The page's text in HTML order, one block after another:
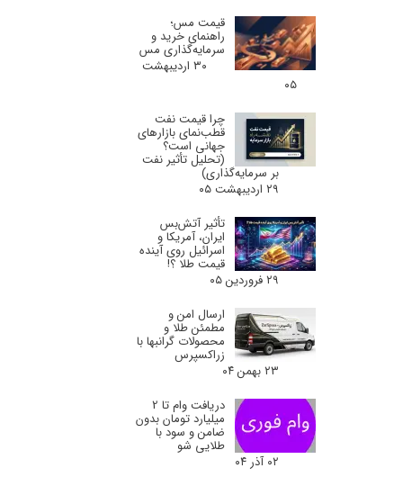
قیمت مس؛
راهنمای خرید و
سرمایه‌گذاری مس
۳۰ اردیبهشت
۰۵
چرا قیمت نفت
قطب‌نمای بازارهای
جهانی است؟
(تحلیل تأثیر نفت
بر سرمایه‌گذاری)
۲۹ اردیبهشت ۰۵
تأثیر آتش‌بس
ایران، آمریکا و
اسرائیل روی آینده
قیمت طلا ؟!
۲۹ فروردین ۰۵
ارسال امن و
مطمئن طلا و
محصولات گرانبها با
زراکسپرس
۲۳ بهمن ۰۴
دریافت وام تا 2
میلیارد تومان بدون
ضامن و سود با
طلایی شو
۰۲ آذر ۰۴